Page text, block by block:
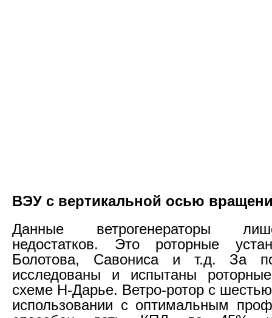
ВЭУ с вертикальной осью
Данные ветрогенераторы
недостатков. Это роторные
Болотова, Савониса и т.д. За
исследованы и испытаны
схеме Н-Дарье. Ветро-ротор с
использовании с оптимальным